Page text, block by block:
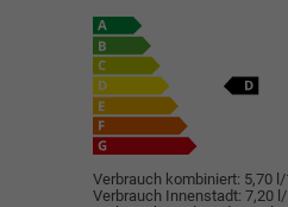
Verbrauch kombiniert: 5,70
Verbrauch Innenstadt: 7,20